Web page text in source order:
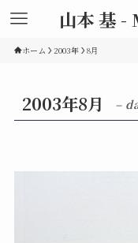
山本 基
ホーム 2003年 8月
2003年8月 –